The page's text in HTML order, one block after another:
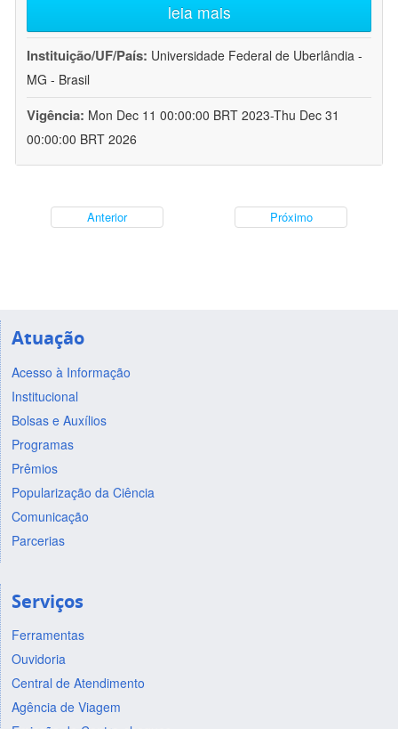
leia mais
Instituição/UF/País: Universidade Federal de Uberlândia -
MG - Brasil
Vigência: Mon Dec 11 00:00:00 BRT 2023-Thu Dec 31
00:00:00 BRT 2026
Anterior Próximo
Atuação
Acesso à Informação
Institucional
Bolsas e Auxílios
Programas
Prêmios
Popularização da Ciência
Comunicação
Parcerias
Serviços
Ferramentas
Ouvidoria
Central de Atendimento
Agência de Viagem